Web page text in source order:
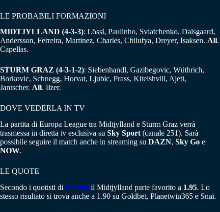
LE PROBABILI FORMAZIONI
MIDTJYLLAND (4-3-3): Lössl, Paulinho, Sviatchenko, Dalsgaard,
Andersson, Ferreira, Martinez, Charles, Chilufya, Dreyer, Isaksen. All.
Capellas.
STURM GRAZ (4-3-1-2): Siebenhandl, Gazibegovic, Wüthrich,
Borkovic, Schnegg, Horvat, Ljubic, Prass, Kiteishvili, Ajeti,
Jantscher. All. Ilzer.
DOVE VEDERLA IN TV
La partita di Europa League tra Midtjylland e Sturm Graz verrà
trasmessa in diretta tv esclusiva su Sky Sport (canale 251). Sarà
possibile seguire il match anche in streaming su DAZN, Sky Go e
NOW.
LE QUOTE
Secondo i quotisti di Betflag il Midtjylland parte favorito a 1.95. Lo
stesso risultato si trova anche a 1.90 su Goldbet, Planetwin365 e Snai.